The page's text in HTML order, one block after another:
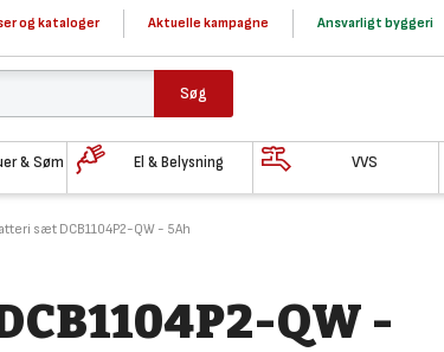
og kataloger Aktuelle kampagne Ansvarligt byggeri
Søg
& Søm El & Belysning VVS
sæt DCB1104P2-QW - 5Ah
QW -